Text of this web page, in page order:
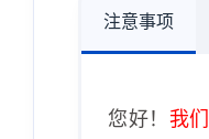
注意事项
您好！ 我